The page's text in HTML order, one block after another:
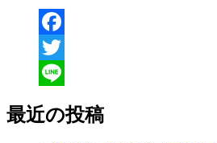
Facebook
Twitter
最近の投稿